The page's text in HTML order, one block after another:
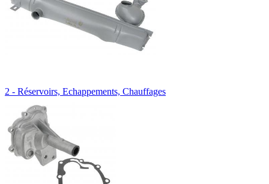
2 - Réservoirs, Echappements, Chauffages